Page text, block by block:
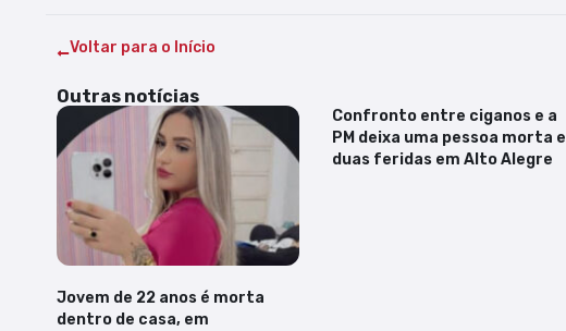
Voltar para o Início
Outras notícias
Jovem de 22 anos é morta
dentro de casa, em
Confronto entre ciganos e a
PM deixa uma pessoa morta e
duas feridas em Alto Alegre